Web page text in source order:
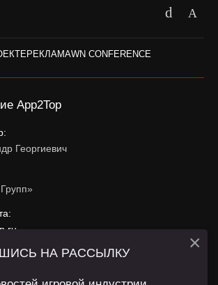
РЕКЛАМАWN CONFERENCE
App2Top
Георгиевич
материалов активная ссылка на
НА РАССЫЛКУ ×